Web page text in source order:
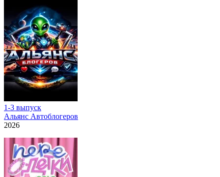
1-3 выпуск
Альянс Автоблогеров
2026